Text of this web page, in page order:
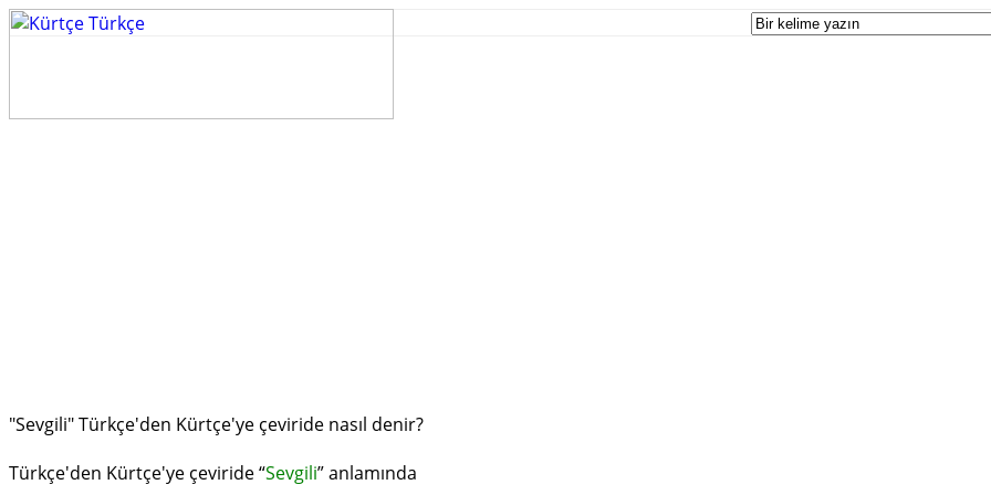
"Sevgili" Türkçe'den Kürtçe'ye çeviride nasıl denir?
Türkçe'den Kürtçe'ye çeviride “Sevgili” anlamında